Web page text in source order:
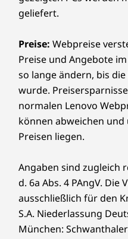
geliefert.
Preise: Webpreise
Preise und Angebote
so lange ändern, bis
wurde.
normalen Lenovo
können abweichen
Preisen liegen.
Angaben sind zugleich
d. 6a Abs. 4 PAngV.
ausschließlich für den
S.A. Niederlassung
München: